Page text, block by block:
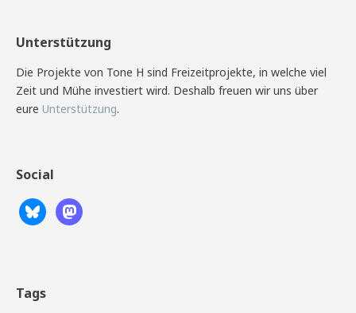
Unterstützung
Die Projekte von Tone H sind Freizeitprojekte, in welche viel
Zeit und Mühe investiert wird. Deshalb freuen wir uns über
eure Unterstützung.
Social
Tags